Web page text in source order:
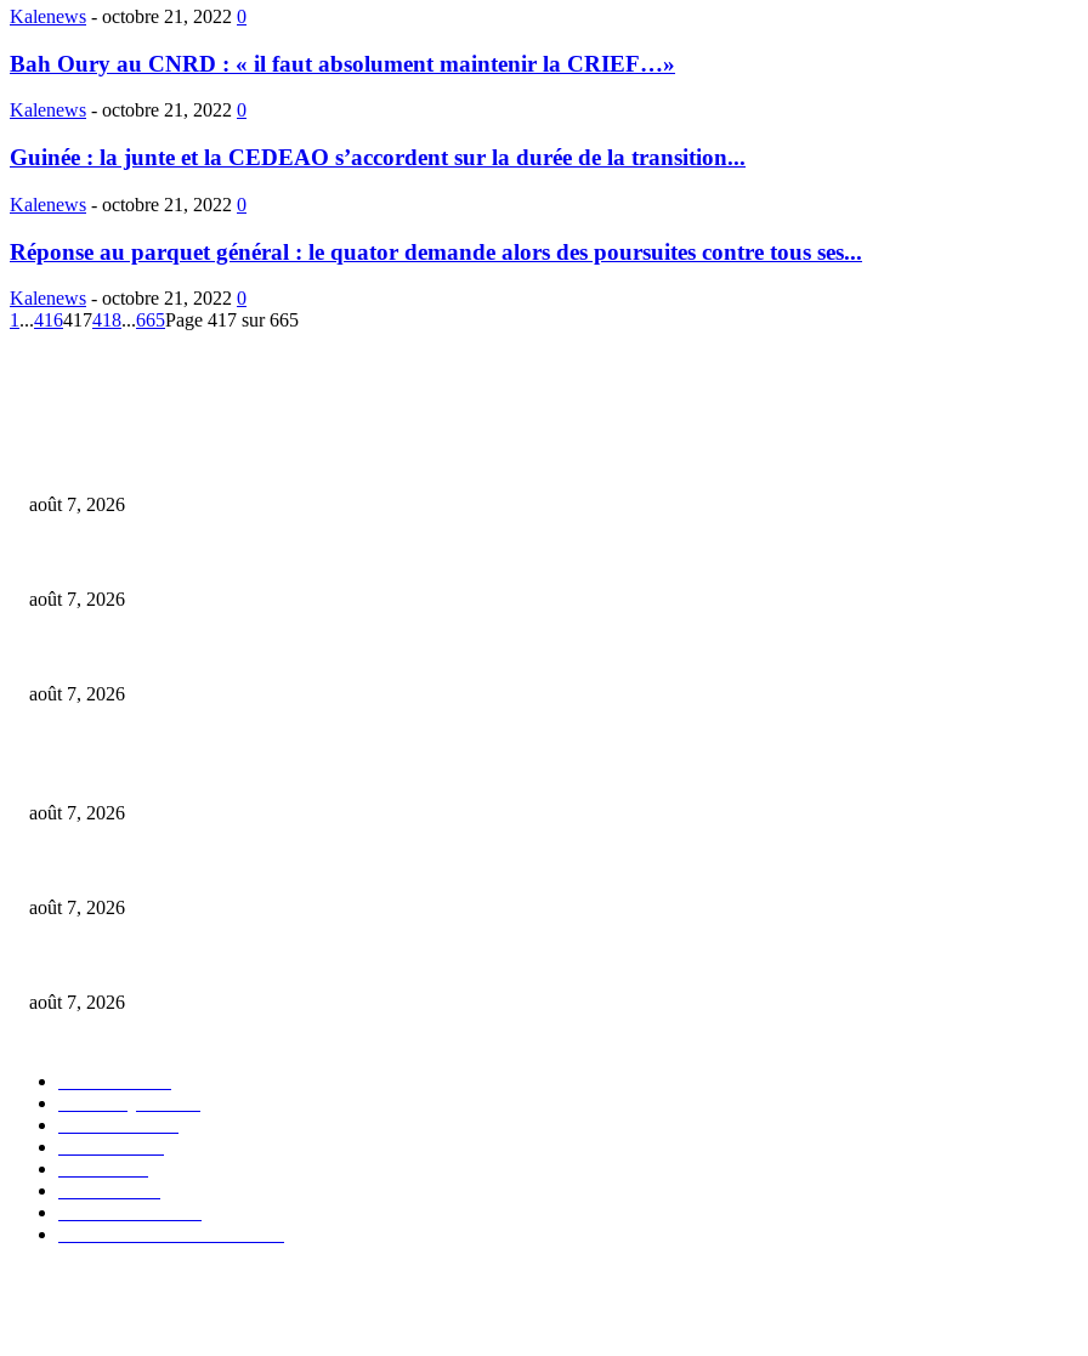
Kalenews - octobre 21, 2022 0
Bah Oury au CNRD : « il faut absolument maintenir la CRIEF…»
Kalenews - octobre 21, 2022 0
Guinée : la junte et la CEDEAO s’accordent sur la durée de la transition...
Kalenews - octobre 21, 2022 0
Réponse au parquet général : le quator demande alors des poursuites contre tous ses...
Kalenews - octobre 21, 2022 0
1 ...416417418...665Page 417 sur 665
août 7, 2026
août 7, 2026
août 7, 2026
août 7, 2026
août 7, 2026
août 7, 2026